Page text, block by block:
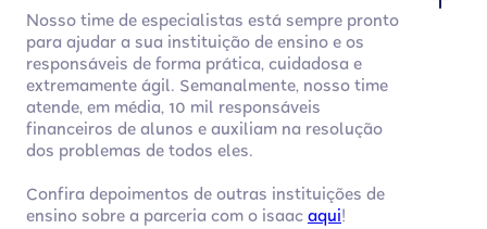
Nosso time de especialistas está sempre pronto
para ajudar a sua instituição de ensino e os
responsáveis de forma prática, cuidadosa e
extremamente ágil. Semanalmente, nosso time
atende, em média, 10 mil responsáveis
financeiros de alunos e auxiliam na resolução
dos problemas de todos eles.
Confira depoimentos de outras instituições de
ensino sobre a parceria com o isaac aqui!